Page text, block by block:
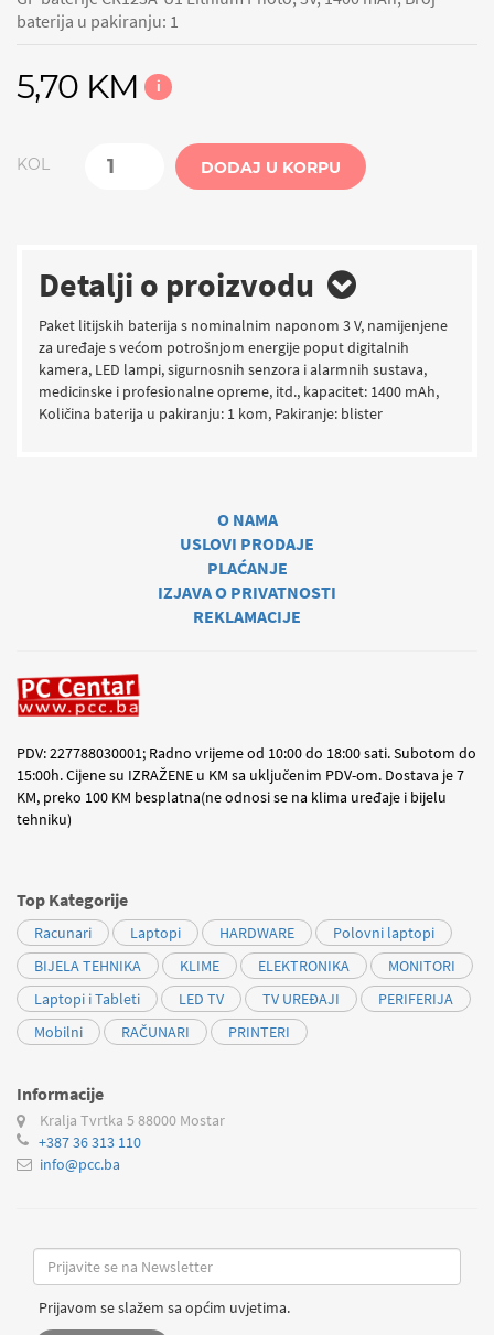
baterija u pakiranju: 1
5,70 KM i
KOL DODAJ U KORPU
Detalji o proizvodu
Paket litijskih baterija s nominalnim naponom 3 V, namijenjene
za uređaje s većom potrošnjom energije poput digitalnih
kamera, LED lampi, sigurnosnih senzora i alarmnih sustava,
medicinske i profesionalne opreme, itd., kapacitet: 1400 mAh,
Količina baterija u pakiranju: 1 kom, Pakiranje: blister
O NAMA
USLOVI PRODAJE
PLAĆANJE
IZJAVA O PRIVATNOSTI
REKLAMACIJE
PDV: 227788030001; Radno vrijeme od 10:00 do 18:00 sati. Subotom do
15:00h. Cijene su IZRAŽENE u KM sa uključenim PDV-om. Dostava je 7
KM, preko 100 KM besplatna(ne odnosi se na klima uređaje i bijelu
tehniku)
Top Kategorije
Racunari Laptopi HARDWARE
Polovni laptopi
BIJELA TEHNIKA
KLIME ELEKTRONIKA
MONITORI
Laptopi i Tableti
LED TV TV UREĐAJI
PERIFERIJA
Mobilni
RAČUNARI PRINTERI
Informacije
Kralja Tvrtka 5 88000 Mostar
+387 36 313 110
info@pcc.ba
Prijavom se slažem sa općim uvjetima.